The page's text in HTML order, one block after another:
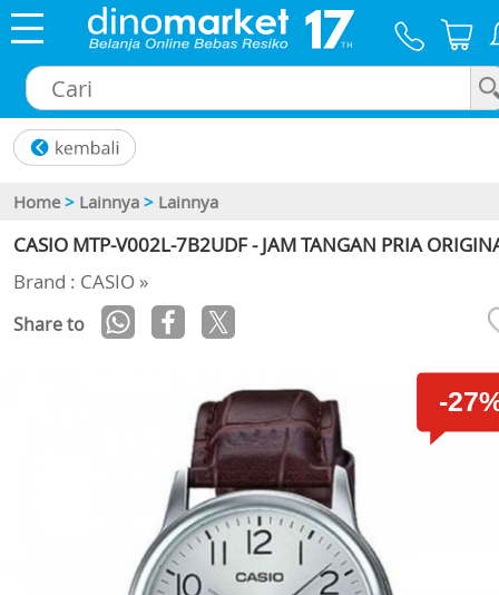
Home > Lainnya > Lainnya
CASIO MTP-V002L-7B2UDF - JAM TANGAN PRIA
Brand : CASIO »
Share to
-